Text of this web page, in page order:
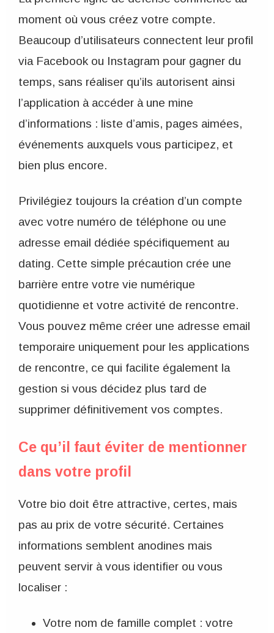
moment où vous créez votre compte.
Beaucoup d’utilisateurs connectent leur profil
via Facebook ou Instagram pour gagner du
temps, sans réaliser qu’ils autorisent ainsi
l’application à accéder à une mine
d’informations : liste d’amis, pages aimées,
événements auxquels vous participez, et
bien plus encore.
Privilégiez toujours la création d’un compte
avec votre numéro de téléphone ou une
adresse email dédiée spécifiquement au
dating. Cette simple précaution crée une
barrière entre votre vie numérique
quotidienne et votre activité de rencontre.
Vous pouvez même créer une adresse email
temporaire uniquement pour les applications
de rencontre, ce qui facilite également la
gestion si vous décidez plus tard de
supprimer définitivement vos comptes.
Ce qu’il faut éviter de mentionner
dans votre profil
Votre bio doit être attractive, certes, mais
pas au prix de votre sécurité. Certaines
informations semblent anodines mais
peuvent servir à vous identifier ou vous
localiser :
Votre nom de famille complet : votre